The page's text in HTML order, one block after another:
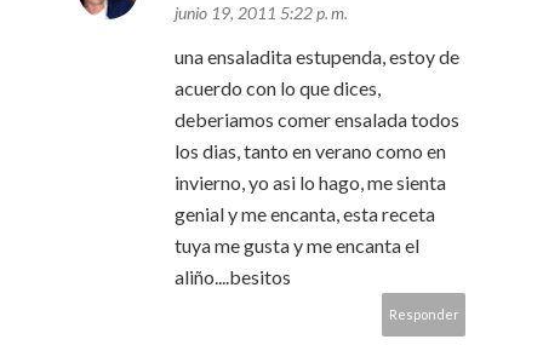
junio 19, 2011 5:22 p. m.
una ensaladita estupenda, estoy de
acuerdo con lo que dices,
deberiamos comer ensalada todos
los dias, tanto en verano como en
invierno, yo asi lo hago, me sienta
genial y me encanta, esta receta
tuya me gusta y me encanta el
aliño....besitos
Responder